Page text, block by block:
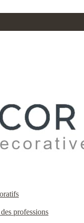
professions